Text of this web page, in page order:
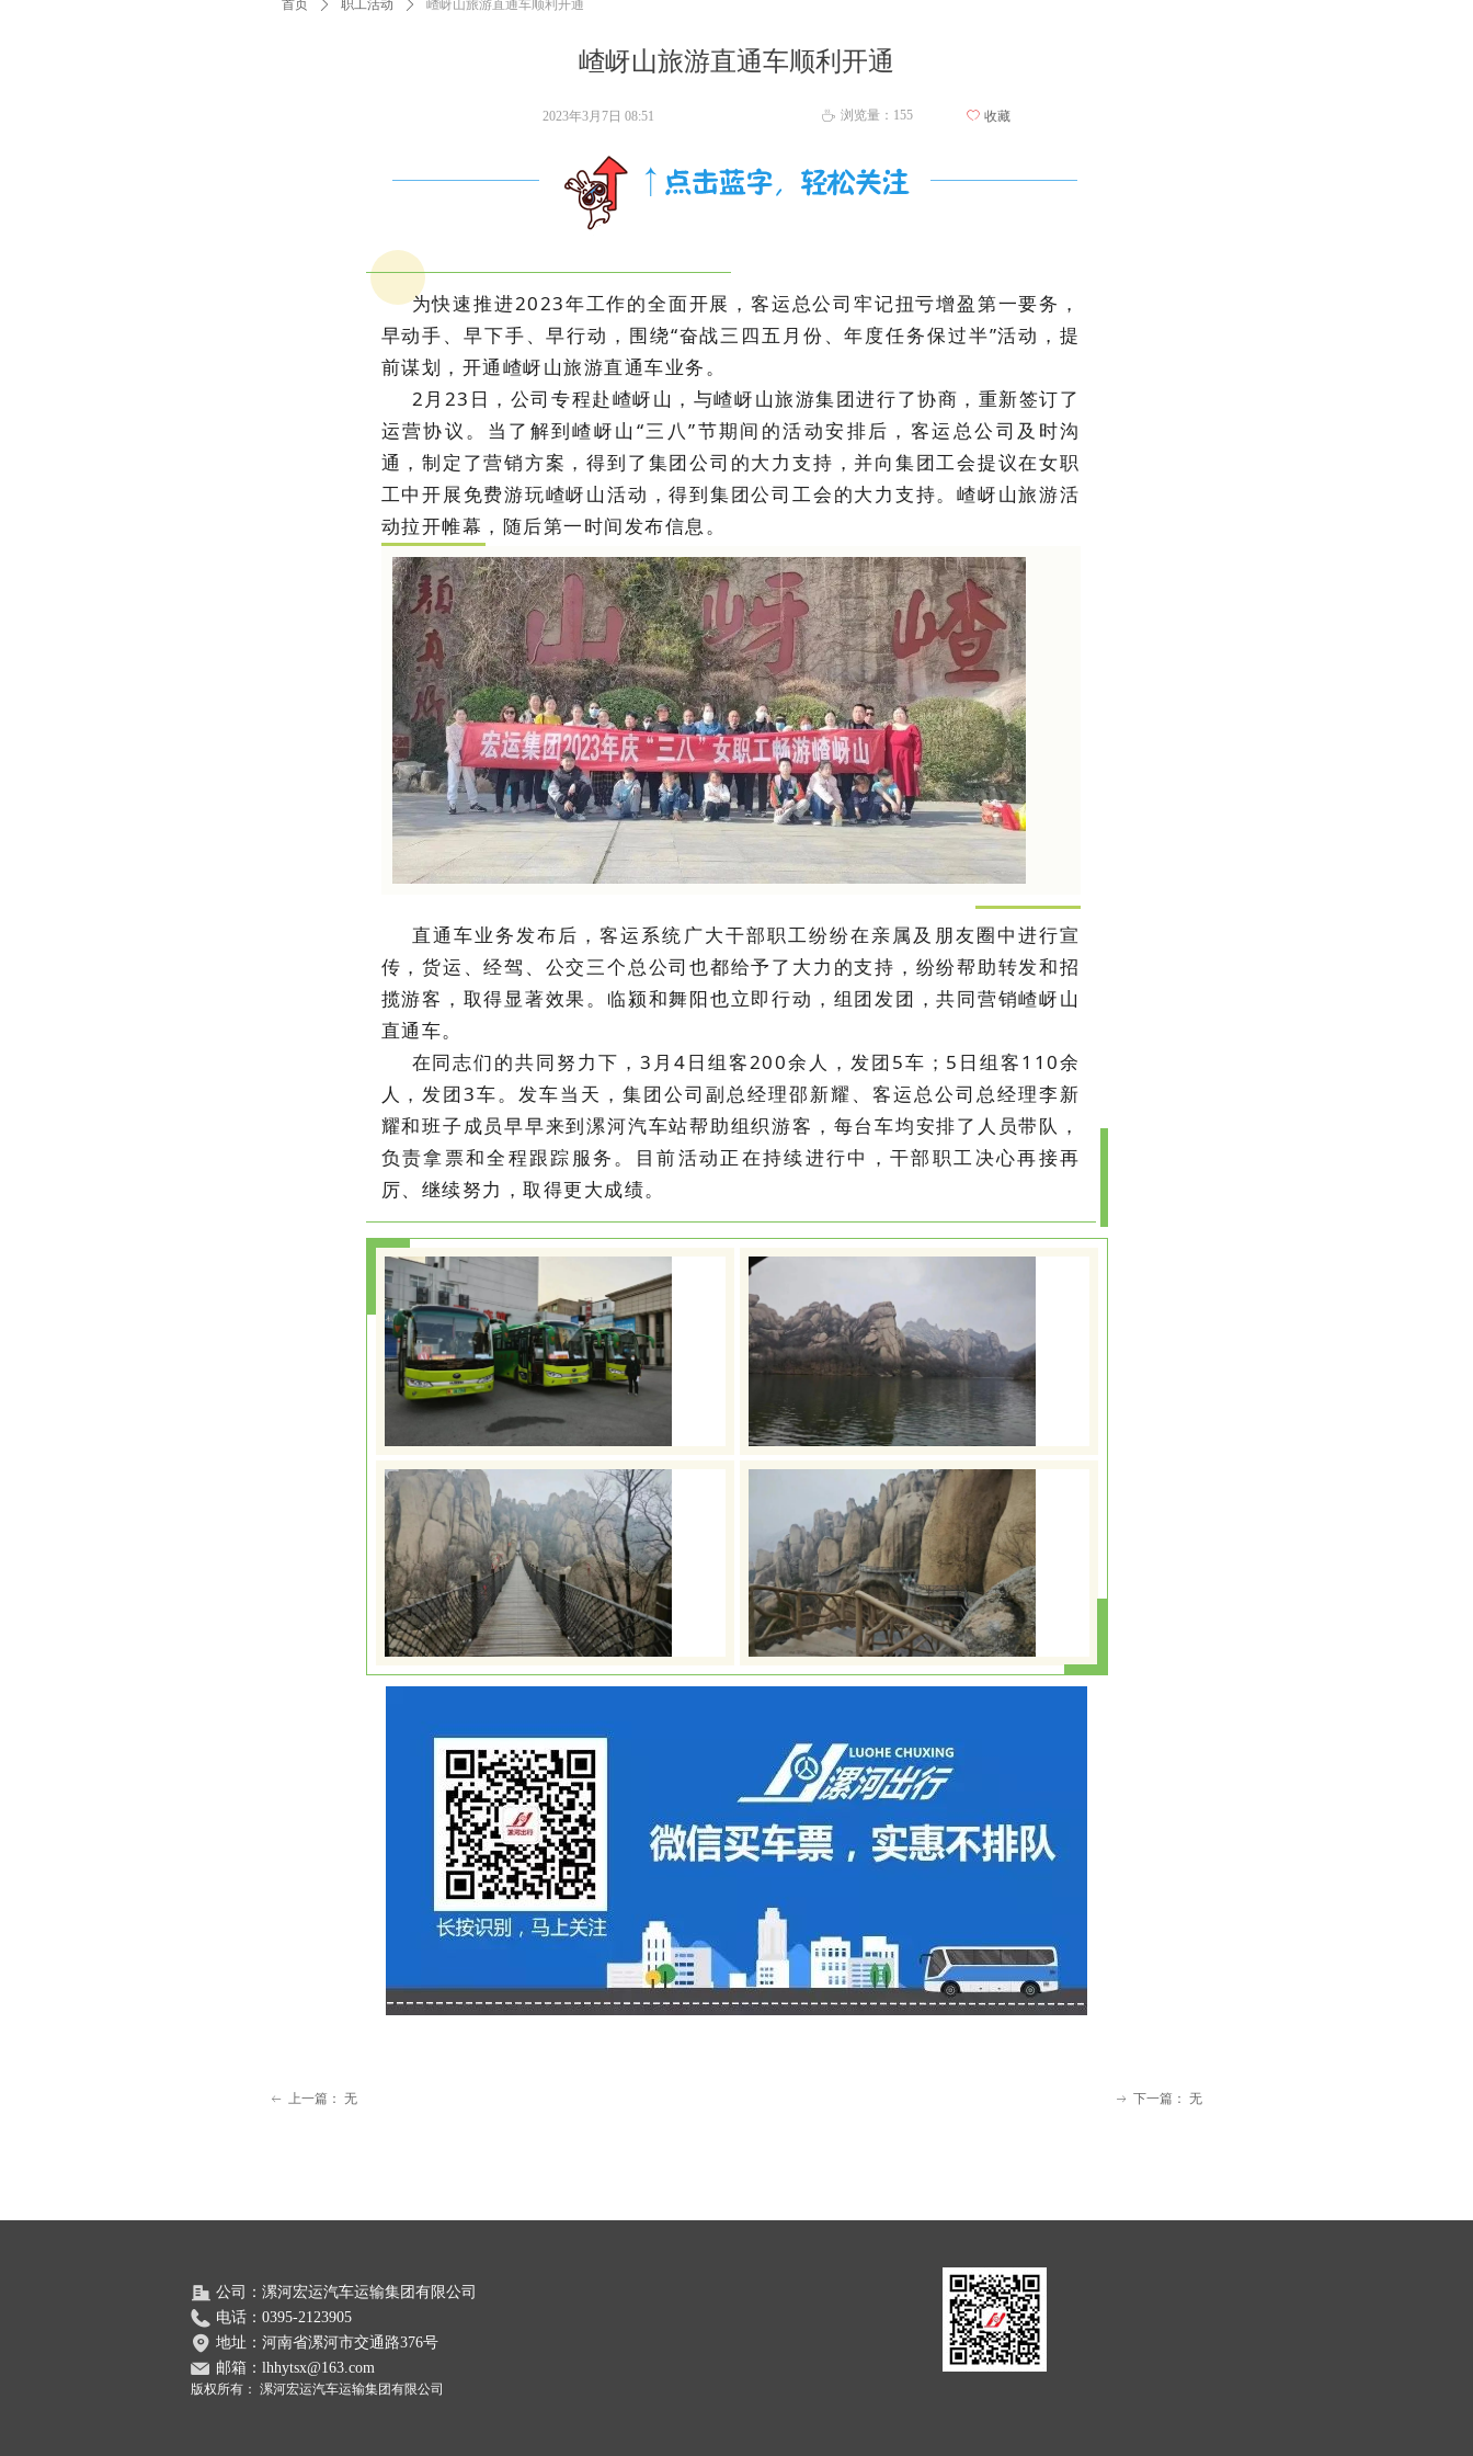
嵖岈山旅游直通车顺利开通
首页 ꄲ 职工活动 ꄲ 嵖岈山旅游直通车顺利开通
为快速推进2023年工作的全面开展，客运总公司牢记扭亏增盈第一要务，
早动手、早下手、早行动，围绕“奋战三四五月份、年度任务保过半”活动，提
前谋划，开通嵖岈山旅游直通车业务。
2月23日，公司专程赴嵖岈山，与嵖岈山旅游集团进行了协商，重新签订了
运营协议。当了解到嵖岈山“三八”节期间的活动安排后， 客运总公司 及时沟
通，制定了营销方案，得到了集团公司的大力支持，并向集团工会提议在女职
工中开展免费游玩嵖岈山活动，得到集团公司工会的大力支持。嵖岈山旅游活
动拉开帷幕，随后第一时间发布信息。
直通车业务发布后，客运系统广大干部职工纷纷在亲属及朋友圈中进行宣
传，货运、经驾、公交三个总公司也都给予了大力的支持，纷纷帮助转发和招
揽游客，取得显著效果。临颍和舞阳也立即行动，组团发团，共同营销嵖岈山
直通车。
在同志们的共同努力下，3月4日组客200余人，发团5车；5日组客110余
人，发团3车。发车当天，集团公司副总经理邵新耀、客运总公司总经理李新
耀和班子成员早早来到漯河汽车站帮助组织游客，每台车均安排了人员带队，
负责拿票和全程跟踪服务。目前活动正在持续进行中，干部职工决心再接再
厉、继续努力，取得更大成绩。
2023年3月7日 08:51 ꄘ 浏览量： 155 ꄀ 收藏
ꂃ 上一篇： 无 ꁹ 下一篇： 无
公司： 漯河宏运汽车运输集团有限公司
电话： 0395-2123905
地址： 河南省漯河市交通路376号
邮箱： lhhytsx@163.com
版权所有： 漯河宏运汽车运输集团有限公司